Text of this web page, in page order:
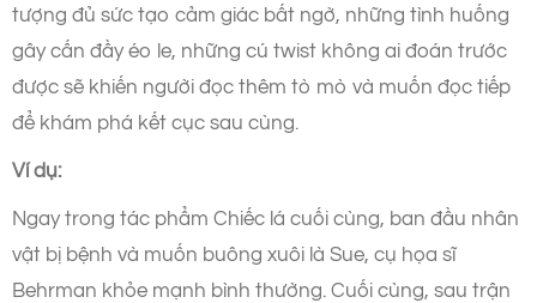
tượng đủ sức tạo cảm giác bất ngờ, những tình huống
gây cấn đầy éo le, những cú twist không ai đoán trước
được sẽ khiến người đọc thêm tò mò và muốn đọc tiếp
để khám phá kết cục sau cùng.
Ví dụ:
Ngay trong tác phẩm Chiếc lá cuối cùng, ban đầu nhân
vật bị bệnh và muốn buông xuôi là Sue, cụ họa sĩ
Behrman khỏe mạnh bình thường. Cuối cùng, sau trận